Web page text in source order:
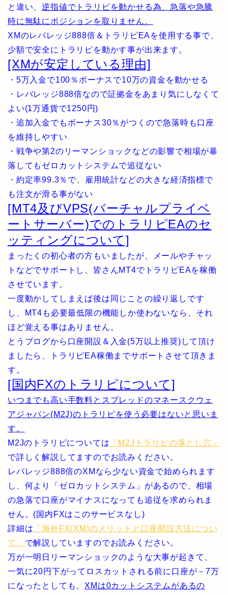
と違い、逆指値でトラリピを動かせる為、急落や急騰
時に無駄にポジションを取りません。
XMのレバレッジ888倍＆トラリピEAを使用する事で、
少額で安全にトラリピを動かす事が出来ます。
[XMが安定している理由]
・5万入金で100％ボーナスで10万の資金を動かせる
・レバレッジ888倍なので証拠金をあまり気にしなくて
よい(1万通貨で1250円)
・追加入金でもボーナス30％がつくので急落時も口座
を維持しやすい
・戦争や第2のリーマンショックなどの影響で相場が暴
落してもゼロカットシステムで追従ない
・約定率99.3％で、雇用統計などの大きな経済指標で
も注文が滑る事がない
[MT4及びVPS(バーチャルプライベ
ートサーバー)でのトラリピEAのセ
ッティングについて]
まったくの初心者の方もいましたが、メールやチャッ
トなどでサポートし、皆さんMT4でトラリピEAを稼働
させています。
一度動かしてしまえば後は同じことの繰り返しです
し、MT4も必要最低限の機能しか使わないなら、それ
ほど覚える事はありません。
とうブログから口座開設＆入金(5万以上推奨)して頂け
ましたら、トラリピEA稼働までサポートさせて頂きま
す。
[国内FXのトラリピについて]
いつまでも高い手数料とスプレッドのマネースクウェ
アジャパン(M2J)のトラリピを使う必要はないと思いま
す。
M2Jのトラリピについては 「M2Jトラリピの落とし穴」
で詳しく解説してますのでお読みください。
レバレッジ888倍のXMなら少ない資金で始められます
し、何より「ゼロカットシステム」があるので、相場
の急落で口座がマイナスになっても追従を求められま
せん。(国内FXはこのサービスなし)
詳細は 「海外FX(XM)のメリットと口座開設方法につい
て」 で解説していますのでお読みください。
万が一明日リーマンショックのような大事が起きて、
一気に20円下がってロスカットされる前に口座が－7万
になったとしても、 XMは0カットシステムがあるの